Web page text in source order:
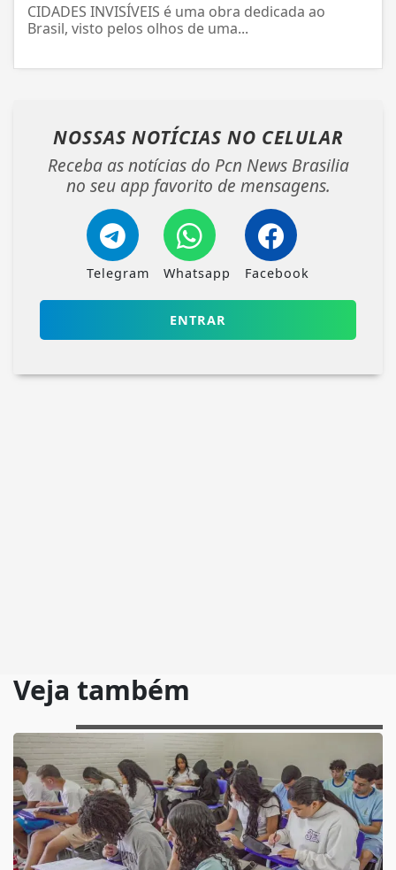
CIDADES INVISÍVEIS é uma obra dedicada ao
Brasil, visto pelos olhos de uma...
NOSSAS NOTÍCIAS NO CELULAR
Receba as notícias do Pcn News Brasilia
no seu app favorito de mensagens.
Telegram Whatsapp Facebook
ENTRAR
Veja também